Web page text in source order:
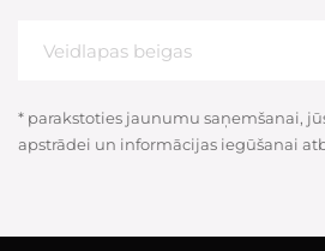
* parakstoties jaunumu saņemšanai,
apstrādei un informācijas iegūšanai